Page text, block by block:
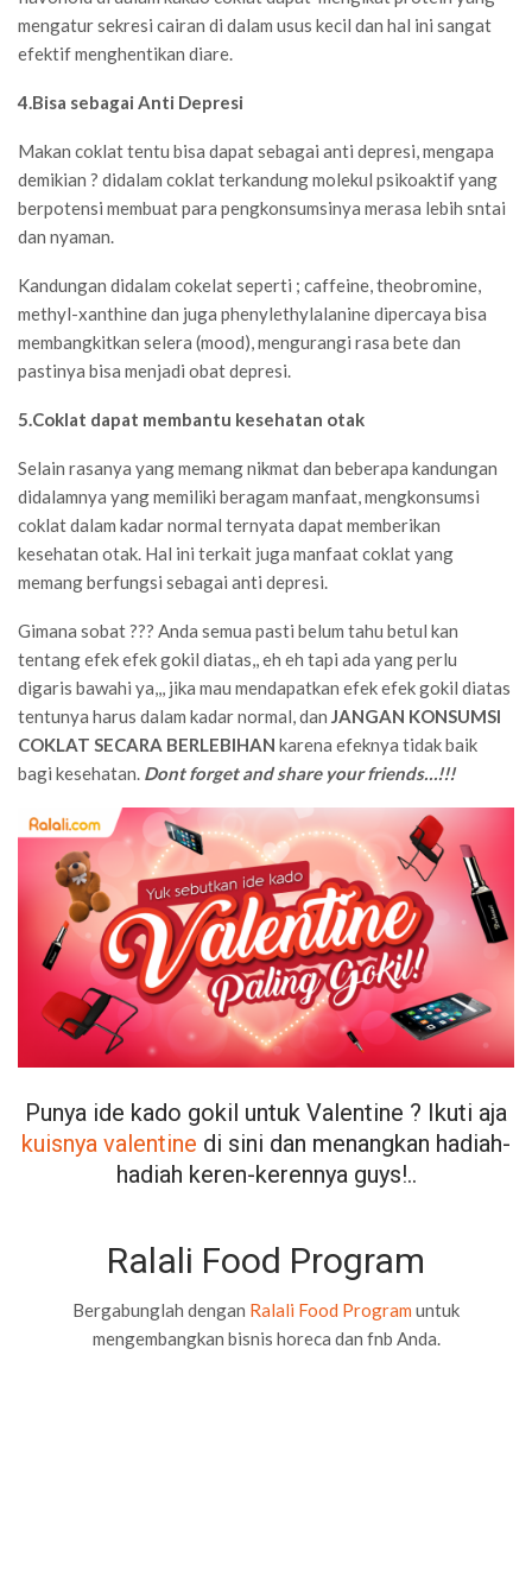
mengatur sekresi cairan di dalam usus kecil dan hal ini sangat
efektif menghentikan diare.
4.Bisa sebagai Anti Depresi
Makan coklat tentu bisa dapat sebagai anti depresi, mengapa
demikian ? didalam coklat terkandung molekul psikoaktif yang
berpotensi membuat para pengkonsumsinya merasa lebih sntai
dan nyaman.
Kandungan didalam cokelat seperti ; caffeine, theobromine,
methyl-xanthine dan juga phenylethylalanine dipercaya bisa
membangkitkan selera (mood), mengurangi rasa bete dan
pastinya bisa menjadi obat depresi.
5.Coklat dapat membantu kesehatan otak
Selain rasanya yang memang nikmat dan beberapa kandungan
didalamnya yang memiliki beragam manfaat, mengkonsumsi
coklat dalam kadar normal ternyata dapat memberikan
kesehatan otak. Hal ini terkait juga manfaat coklat yang
memang berfungsi sebagai anti depresi.
Gimana sobat ??? Anda semua pasti belum tahu betul kan
tentang efek efek gokil diatas,, eh eh tapi ada yang perlu
digaris bawahi ya,,, jika mau mendapatkan efek efek gokil diatas
tentunya harus dalam kadar normal, dan JANGAN KONSUMSI
COKLAT SECARA BERLEBIHAN karena efeknya tidak baik
bagi kesehatan. Dont forget and share your friends…!!!
Punya ide kado gokil untuk Valentine ? Ikuti aja
kuisnya valentine di sini dan menangkan hadiah-
hadiah keren-kerennya guys!..
Ralali Food Program
Bergabunglah dengan Ralali Food Program untuk
mengembangkan bisnis horeca dan fnb Anda.